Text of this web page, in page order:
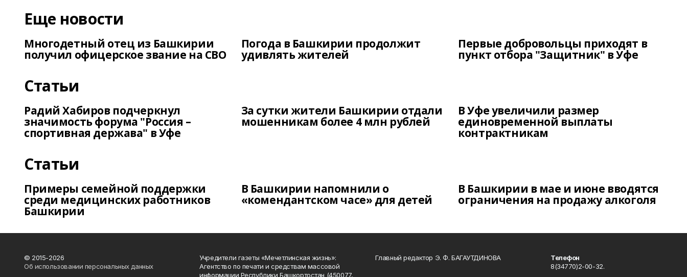
Еще новости
Многодетный отец из Башкирии
получил офицерское звание на СВО
Погода в Башкирии продолжит
удивлять жителей
Первые добровольцы приходят в
пункт отбора "Защитник" в Уфе
Статьи
Радий Хабиров подчеркнул
значимость форума "Россия –
спортивная держава" в Уфе
За сутки жители Башкирии отдали
мошенникам более 4 млн рублей
В Уфе увеличили размер
единовременной выплаты
контрактникам
Статьи
Примеры семейной поддержки
среди медицинских работников
Башкирии
В Башкирии напомнили о
«комендантском часе» для детей
В Башкирии в мае и июне вводятся
ограничения на продажу алкоголя
© 2015-2026
Об использовании персональных данных
Учредители газеты «Мечетлинская жизнь»:
Агентство по печати и средствам массовой
информации Республики Башкортостан (450077,
Главный редактор Э. Ф. БАГАУТДИНОВА
Телефон
8(34770)2-00-32.